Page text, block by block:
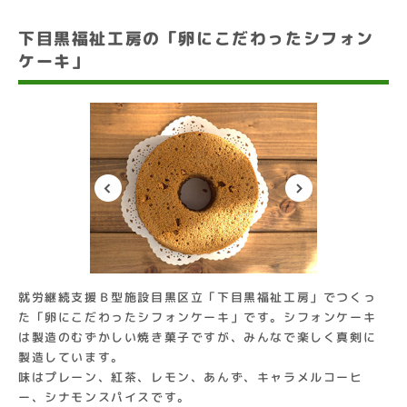
下目黒福祉工房の「卵にこだわったシフォン
ケーキ」
就労継続支援Ｂ型施設目黒区立「下目黒福祉工房」でつくっ
た「卵にこだわったシフォンケーキ」です。シフォンケーキ
は製造のむずかしい焼き菓子ですが、みんなで楽しく真剣に
製造しています。
味はプレーン、紅茶、レモン、あんず、キャラメルコーヒ
ー、シナモンスパイスです。